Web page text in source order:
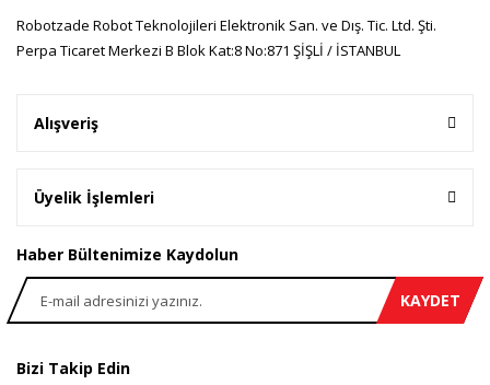
Robotzade Robot Teknolojileri Elektronik San. ve Dış. Tic. Ltd. Şti.
Perpa Ticaret Merkezi B Blok Kat:8 No:871 ŞİŞLİ / İSTANBUL
Alışveriş
Üyelik İşlemleri
Haber Bültenimize Kaydolun
KAYDET
Bizi Takip Edin